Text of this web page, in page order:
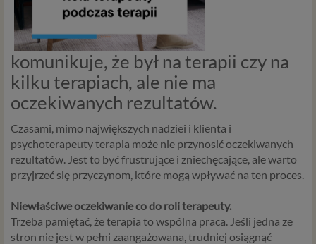
komunikuje, że był na terapii czy na
kilku terapiach, ale nie ma
oczekiwanych rezultatów.
Czasami, mimo największych nadziei i klienta i
psychoterapeuty terapia może nie przynosić oczekiwanych
rezultatów. Jest to być frustrujące i zniechęcające, ale warto
przyjrzeć się przyczynom, które mogą wpływać na ten proces.
Niewłaściwe oczekiwanie co do roli terapeuty.
Trzeba pamiętać, że terapia to wspólna praca. Jeśli jedna ze
stron nie jest w pełni zaangażowana, trudniej osiągnąć